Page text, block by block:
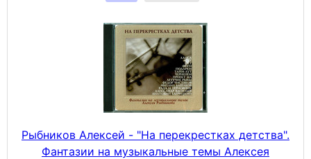
Рыбников Алексей - "На перекрестках детства".
Фантазии на музыкальные темы Алексея